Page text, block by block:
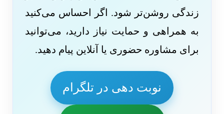
زندگی روشن‌تر شود. اگر احساس می‌کنید
به همراهی و حمایت نیاز دارید، می‌توانید
برای مشاوره حضوری یا آنلاین پیام دهید.
نوبت دهی در تلگرام